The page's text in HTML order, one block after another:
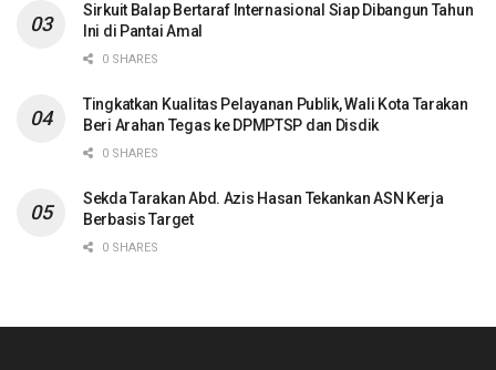
Sirkuit Balap Bertaraf Internasional Siap Dibangun Tahun
Ini di Pantai Amal
0 SHARES
Tingkatkan Kualitas Pelayanan Publik, Wali Kota Tarakan
Beri Arahan Tegas ke DPMPTSP dan Disdik
0 SHARES
Sekda Tarakan Abd. Azis Hasan Tekankan ASN Kerja
Berbasis Target
0 SHARES